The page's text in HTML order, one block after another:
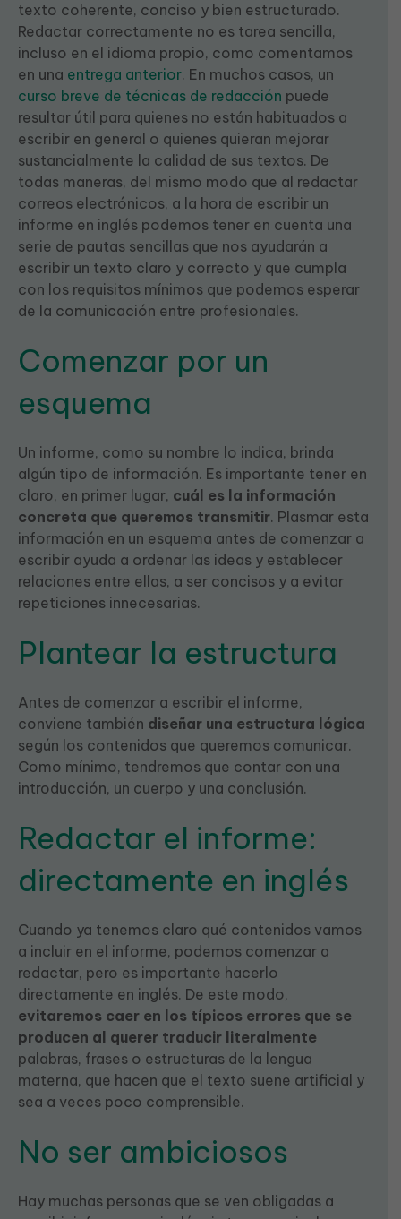
texto coherente, conciso y bien estructurado.
Redactar correctamente no es tarea sencilla,
incluso en el idioma propio, como comentamos
en una entrega anterior. En muchos casos, un
curso breve de técnicas de redacción puede
resultar útil para quienes no están habituados a
escribir en general o quienes quieran mejorar
sustancialmente la calidad de sus textos. De
todas maneras, del mismo modo que al redactar
correos electrónicos, a la hora de escribir un
informe en inglés podemos tener en cuenta una
serie de pautas sencillas que nos ayudarán a
escribir un texto claro y correcto y que cumpla
con los requisitos mínimos que podemos esperar
de la comunicación entre profesionales.
Comenzar por un
esquema
Un informe, como su nombre lo indica, brinda
algún tipo de información. Es importante tener en
claro, en primer lugar, cuál es la información
concreta que queremos transmitir. Plasmar esta
información en un esquema antes de comenzar a
escribir ayuda a ordenar las ideas y establecer
relaciones entre ellas, a ser concisos y a evitar
repeticiones innecesarias.
Plantear la estructura
Antes de comenzar a escribir el informe,
conviene también diseñar una estructura lógica
según los contenidos que queremos comunicar.
Como mínimo, tendremos que contar con una
introducción, un cuerpo y una conclusión.
Redactar el informe:
directamente en inglés
Cuando ya tenemos claro qué contenidos vamos
a incluir en el informe, podemos comenzar a
redactar, pero es importante hacerlo
directamente en inglés. De este modo,
evitaremos caer en los típicos errores que se
producen al querer traducir literalmente
palabras, frases o estructuras de la lengua
materna, que hacen que el texto suene artificial y
sea a veces poco comprensible.
No ser ambiciosos
Hay muchas personas que se ven obligadas a